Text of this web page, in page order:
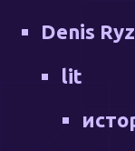
Denis
lit